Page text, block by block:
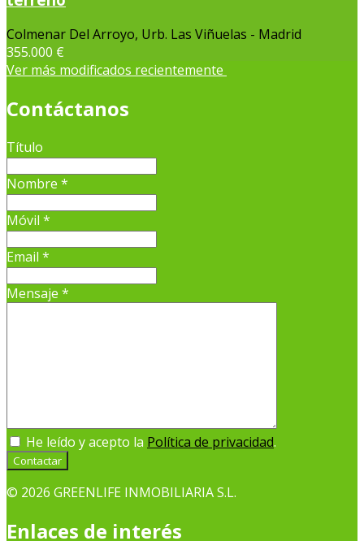
Colmenar Del Arroyo, Urb. Las Viñuelas - Madrid
355.000 €
Ver más modificados recientemente
Contáctanos
Título
Nombre *
Móvil *
Email *
Mensaje *
He leído y acepto la Política de privacidad.
Contactar
© 2026 GREENLIFE INMOBILIARIA S.L.
Enlaces de interés